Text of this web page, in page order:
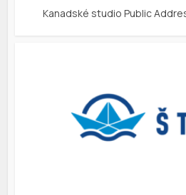
Kanadské studio Public